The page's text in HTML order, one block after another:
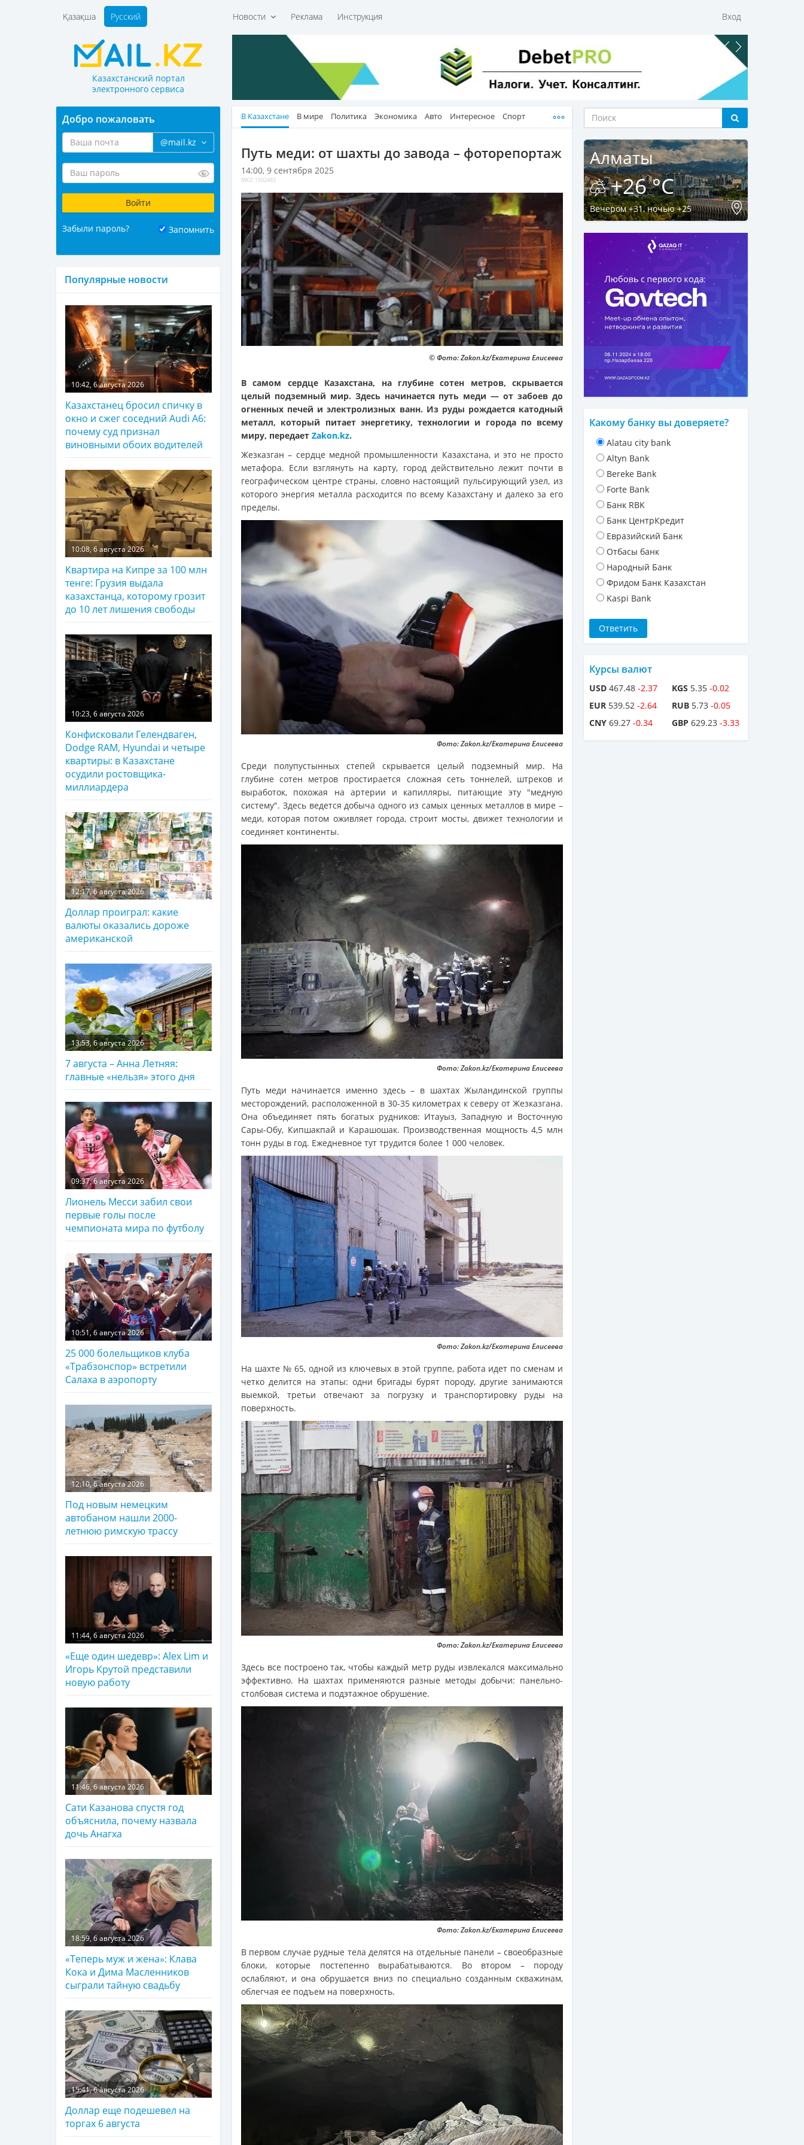
Новости Реклама Инструкция Вход
Қазақша Русский
Казахстанский портал
электронного сервиса
В Казахстане В мире Политика Экономика Авто Интересное Спорт
Путь меди: от шахты до завода – фоторепортаж
14:00, 9 сентября 2025
MKZ: 1502483
© Фото: Zakon.kz/Екатерина Елисеева
В самом сердце Казахстана, на глубине сотен метров, скрывается
целый подземный мир. Здесь начинается путь меди — от забоев до
огненных печей и электролизных ванн. Из руды рождается катодный
металл, который питает энергетику, технологии и города по всему
миру, передает Zakon.kz.
Жезказган – сердце медной промышленности Казахстана, и это не просто
метафора. Если взглянуть на карту, город действительно лежит почти в
географическом центре страны, словно настоящий пульсирующий узел, из
которого энергия металла расходится по всему Казахстану и далеко за его
пределы.
Фото: Zakon.kz/Екатерина Елисеева
Среди полупустынных степей скрывается целый подземный мир. На
глубине сотен метров простирается сложная сеть тоннелей, штреков и
выработок, похожая на артерии и капилляры, питающие эту "медную
систему". Здесь ведется добыча одного из самых ценных металлов в мире –
меди, которая потом оживляет города, строит мосты, движет технологии и
соединяет континенты.
Фото: Zakon.kz/Екатерина Елисеева
Путь меди начинается именно здесь – в шахтах Жыландинской группы
месторождений, расположенной в 30-35 километрах к северу от Жезказгана.
Она объединяет пять богатых рудников: Итауыз, Западную и Восточную
Сары-Обу, Кипшакпай и Карашошак. Производственная мощность 4,5 млн
тонн руды в год. Ежедневное тут трудится более 1 000 человек.
Фото: Zakon.kz/Екатерина Елисеева
На шахте № 65, одной из ключевых в этой группе, работа идет по сменам и
четко делится на этапы: одни бригады бурят породу, другие занимаются
выемкой, третьи отвечают за погрузку и транспортировку руды на
поверхность.
Фото: Zakon.kz/Екатерина Елисеева
Здесь все построено так, чтобы каждый метр руды извлекался максимально
эффективно. На шахтах применяются разные методы добычи: панельно-
столбовая система и подэтажное обрушение.
Фото: Zakon.kz/Екатерина Елисеева
В первом случае рудные тела делятся на отдельные панели – своеобразные
блоки, которые постепенно вырабатываются. Во втором – породу
ослабляют, и она обрушается вниз по специально созданным скважинам,
облегчая ее подъем на поверхность.
Добро пожаловать
@mail.kz
Забыли пароль? Запомнить
Популярные новости
10:42, 6 августа 2026
Казахстанец бросил спичку в
окно и сжег соседний Audi A6:
почему суд признал
виновными обоих водителей
10:08, 6 августа 2026
Квартира на Кипре за 100 млн
тенге: Грузия выдала
казахстанца, которому грозит
до 10 лет лишения свободы
10:23, 6 августа 2026
Конфисковали Гелендваген,
Dodge RAM, Hyundai и четыре
квартиры: в Казахстане
осудили ростовщика-
миллиардера
12:17, 6 августа 2026
Доллар проиграл: какие
валюты оказались дороже
американской
13:53, 6 августа 2026
7 августа – Анна Летняя:
главные «нельзя» этого дня
09:37, 6 августа 2026
Лионель Месси забил свои
первые голы после
чемпионата мира по футболу
10:51, 6 августа 2026
25 000 болельщиков клуба
«Трабзонспор» встретили
Салаха в аэропорту
12:10, 6 августа 2026
Под новым немецким
автобаном нашли 2000-
летнюю римскую трассу
11:44, 6 августа 2026
«Еще один шедевр»: Alex Lim и
Игорь Крутой представили
новую работу
11:46, 6 августа 2026
Сати Казанова спустя год
объяснила, почему назвала
дочь Анагха
18:59, 6 августа 2026
«Теперь муж и жена»: Клава
Кока и Дима Масленников
сыграли тайную свадьбу
15:41, 6 августа 2026
Доллар еще подешевел на
торгах 6 августа
Алматы
+26 °C
Вечером +31, ночью +25
Какому банку вы доверяете?
Alatau city bank
Altyn Bank
Bereke Bank
Forte Bank
Банк RBK
Банк ЦентрКредит
Евразийский Банк
Отбасы банк
Народный Банк
Фридом Банк Казахстан
Kaspi Bank
Курсы валют
USD 467.48 -2.37
EUR 539.52 -2.64
CNY 69.27 -0.34
KGS 5.35 -0.02
RUB 5.73 -0.05
GBP 629.23 -3.33